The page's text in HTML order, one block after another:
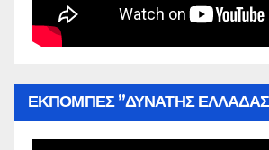
ΕΚΠΟΜΠΕΣ ”ΔΥΝΑΤΗΣ